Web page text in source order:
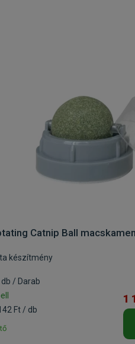
Catnip Ball
készítmény
/ Darab
Ft / db
1